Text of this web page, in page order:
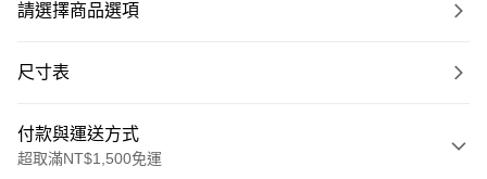
請選擇商品選項
尺寸表
付款與運送方式
超取滿NT$1,500免運